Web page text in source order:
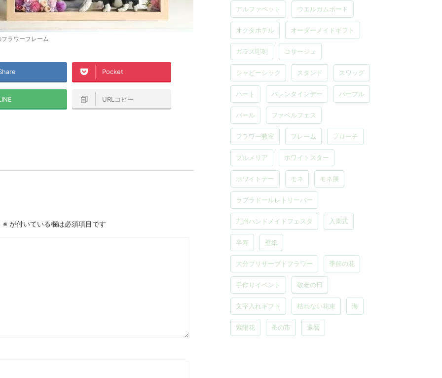
フラワーフレーム
Pocket
URLコピー
※ が付いている欄は必須項目です
アルファベット ウエルカムボード
オクタホテル オーダーメイドギフト
ガラス彫刻 コサージュ
シャビーシック スタンド スワッグ
ハート バレンタインデー パープル
パール ファベルフェス
フラワー教室 フレーム ブローチ
プルメリア ホワイトスター
ホワイトデー モネ モネ展
ラブラドールレトリーバー
九州ハンドメイドフェスタ 入園式
卒寿 壁紙
大分プリザーブドフラワー 季節の花
手作りイベント 敬老の日
文字入れギフト 枯れない花束 海
紫陽花 蚤の市 還暦